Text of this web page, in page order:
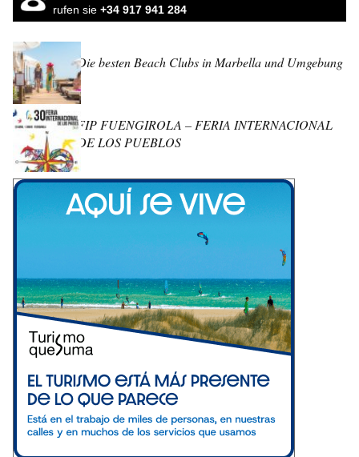
rufen sie +34 917 941 284
Die besten Beach Clubs in Marbella und Umgebung
FIP FUENGIROLA – FERIA INTERNACIONAL
DE LOS PUEBLOS